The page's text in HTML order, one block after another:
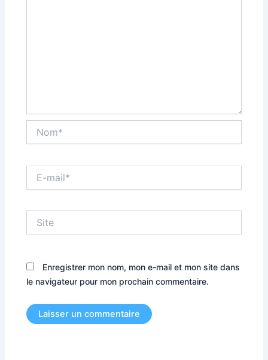
mail*
Enregistrer mon nom, mon e-mail et mon site dans
le navigateur pour mon prochain commentaire.